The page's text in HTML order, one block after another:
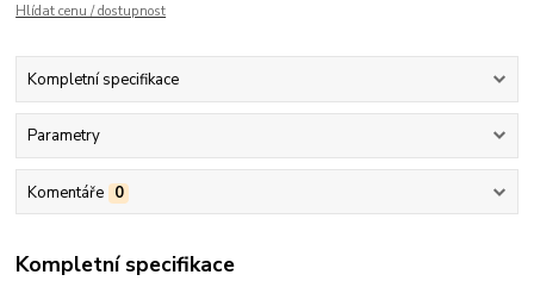
Hlídat cenu / dostupnost
Kompletní specifikace
Parametry
Komentáře 0
Kompletní specifikace